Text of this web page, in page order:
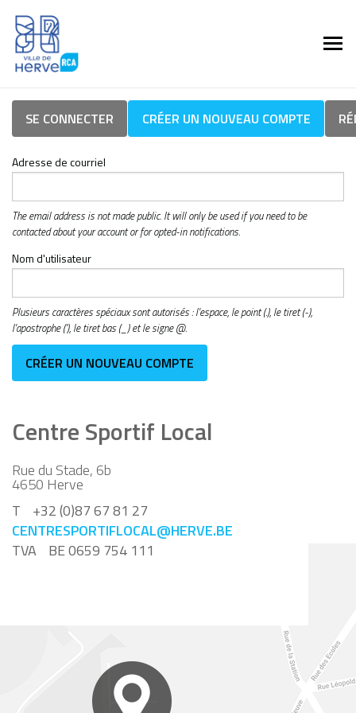
SE CONNECTER CRÉER UN NOUVEAU COMPTE
Adresse de courriel
The email address is not made public. It will only be used if you need to be
contacted about your account or for opted-in notifications.
Nom d'utilisateur
Plusieurs caractères spéciaux sont autorisés : l'espace, le point (.), le tiret (-),
l'apostrophe ('), le tiret bas (_) et le signe @.
Centre Sportif Local
Rue du Stade, 6b
4650 Herve
T
+32 (0)87 67 81 27
CENTRESPORTIFLOCAL@HERVE.BE
TVA BE 0659 754 111